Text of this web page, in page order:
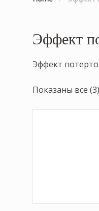
Эффект
Эффект
Показаны все (3)